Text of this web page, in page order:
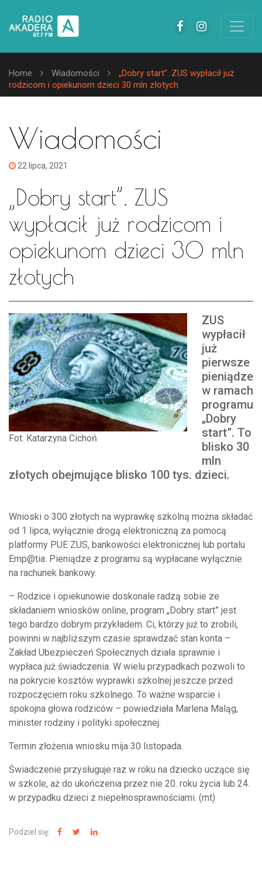
Home Wiadomości
„Dobry start”. ZUS wypłacił już
rodzicom i opiekunom dzieci 30 mln złotych
Wiadomości
22 lipca, 2021
„Dobry start”. ZUS
wypłacił już rodzicom i
opiekunom dzieci 30 mln
złotych
Fot. Katarzyna Cichoń
ZUS
wypłacił
już
pierwsze
pieniądze
w ramach
programu
„Dobry
start”. To
blisko 30
mln
złotych obejmujące blisko 100 tys. dzieci.
Wnioski o 300 złotych na wyprawkę szkolną można składać
od 1 lipca, wyłącznie drogą elektroniczną za pomocą
platformy PUE ZUS, bankowości elektronicznej lub portalu
Emp@tia. Pieniądze z programu są wypłacane wyłącznie
na rachunek bankowy.
– Rodzice i opiekunowie doskonale radzą sobie ze
składaniem wniosków online, program „Dobry start” jest
tego bardzo dobrym przykładem. Ci, którzy już to zrobili,
powinni w najbliższym czasie sprawdzać stan konta –
Zakład Ubezpieczeń Społecznych działa sprawnie i
wypłaca już świadczenia. W wielu przypadkach pozwoli to
na pokrycie kosztów wyprawki szkolnej jeszcze przed
rozpoczęciem roku szkolnego. To ważne wsparcie i
spokojna głowa rodziców – powiedziała Marlena Maląg,
minister rodziny i polityki społecznej.
Termin złożenia wniosku mija 30 listopada.
Świadczenie przysługuje raz w roku na dziecko uczące się
w szkole, aż do ukończenia przez nie 20. roku życia lub 24.
w przypadku dzieci z niepełnosprawnościami. (mt)
Podziel się: